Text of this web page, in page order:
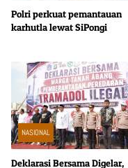
Polri perkuat pemantauan
karhutla lewat SiPongi
NASIONAL
Deklarasi Bersama Digelar,